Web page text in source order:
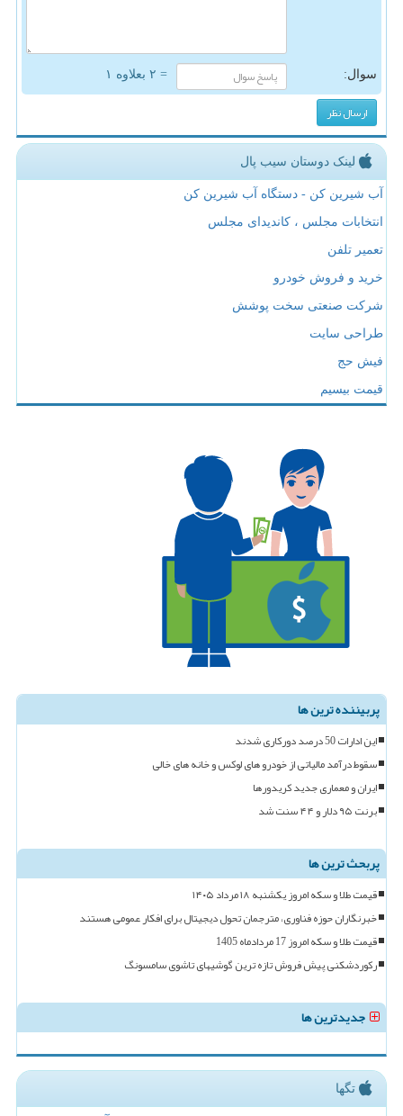
سوال: = ۲ بعلاوه ۱
لینک دوستان سیب پال
آب شیرین کن - دستگاه آب شیرین کن
انتخابات مجلس ، کاندیدای مجلس
تعمیر تلفن
خرید و فروش خودرو
شرکت صنعتی سخت پوشش
طراحی سایت
فیش حج
قیمت بیسیم
پربیننده ترین ها
این ادارات 50 درصد دورکاری شدند
سقوط درآمد مالیاتی از خودرو های لوکس و خانه های خالی
ایران و معماری جدید کریدورها
برنت ۹۵ دلار و ۴۴ سنت شد
پربحث ترین ها
قیمت طلا و سکه امروز یکشنبه ۱۸ مرداد ۱۴۰۵
خبرنگاران حوزه فناوری، مترجمان تحول دیجیتال برای افکار عمومی هستند
قیمت طلا و سکه امروز 17 مردادماه 1405
رکوردشکنی پیش فروش تازه ترین گوشیهای تاشوی سامسونگ
جدیدترین ها
تگها